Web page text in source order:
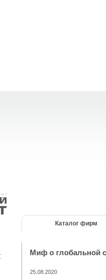
Каталог фирм
Миф о глобальной
25.08.2020